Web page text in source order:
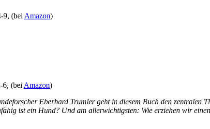
9, (bei Amazon)
6, (bei Amazon)
Eberhard Trumler geht in diesem Buch den zentralen
ist ein Hund? Und am allerwichtigsten: Wie erziehen wir